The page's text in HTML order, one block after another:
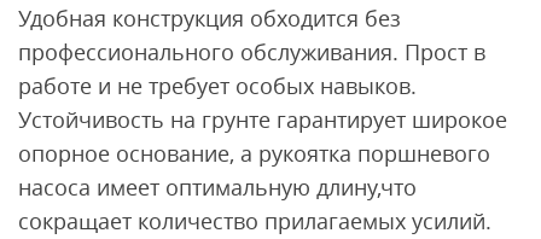
Удобная конструкция обходится без
профессионального обслуживания. Прост в
работе и не требует особых навыков.
Устойчивость на грунте гарантирует широкое
опорное основание, а рукоятка поршневого
насоса имеет оптимальную длину,что
сокращает количество прилагаемых усилий.